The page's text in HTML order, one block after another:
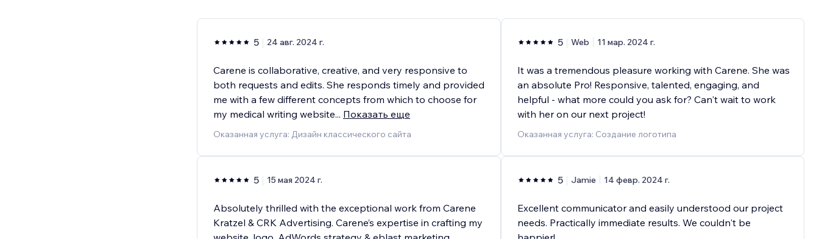
5 24 авг. 2024 г.
Carene is collaborative, creative, and very responsive to
both requests and edits. She responds timely and provided
me with a few different concepts from which to choose for
my medical writing website... Показать еще
Оказанная услуга: Дизайн классического сайта
5 15 мая 2024 г.
Absolutely thrilled with the exceptional work from Carene
Kratzel & CRK Advertising. Carene’s expertise in crafting my
5 Web 11 мар. 2024 г.
It was a tremendous pleasure working with Carene. She was
an absolute Pro! Responsive, talented, engaging, and
helpful - what more could you ask for? Can't wait to work
with her on our next project!
Оказанная услуга: Создание логотипа
5 Jamie 14 февр. 2024 г.
Excellent communicator and easily understood our project
needs. Practically immediate results. We couldn't be